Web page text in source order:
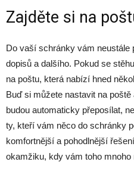
Zajděte si na
Do vaší schránky vám neustále
dopisů a dalšího. Pokud se
na poštu, která nabízí hned
Buď si můžete nastavit na
budou automaticky přeposílat,
ty, kteří vám něco do schránky
komfortnější a pohodlnější
okamžiku, kdy vám toho mnoho